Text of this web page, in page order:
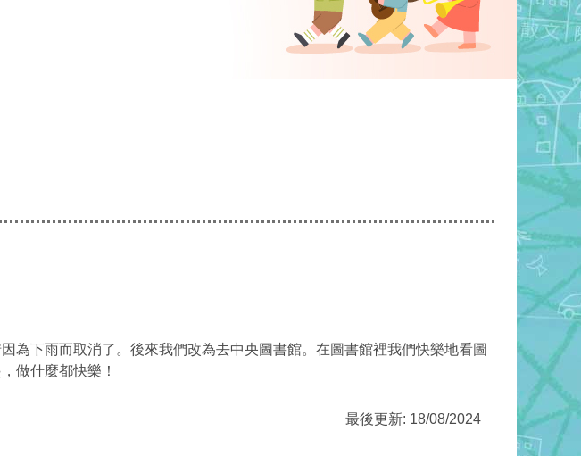
為下雨而取消了。後來我們改為去中央圖書館。在圖書館裡我們快樂地看圖
做什麼都快樂！
最後更新: 18/08/2024